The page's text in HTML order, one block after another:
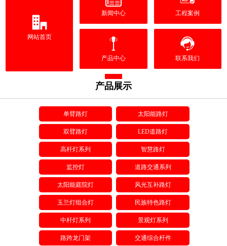
网站首页
新闻中心 工程案例
产品中心 联系我们
产品展示
单臂路灯 太阳能路灯
双臂路灯 LED道路灯
高杆灯系列 智慧路灯
监控灯 道路交通系列
太阳能庭院灯 风光互补路灯
玉兰灯组合灯 民族特色路灯
中杆灯系列 景观灯系列
路跨龙门架 交通综合杆件